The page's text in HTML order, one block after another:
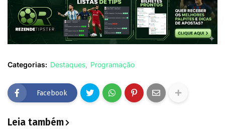
Categorias: Destaques Programação
Facebook
Leia também